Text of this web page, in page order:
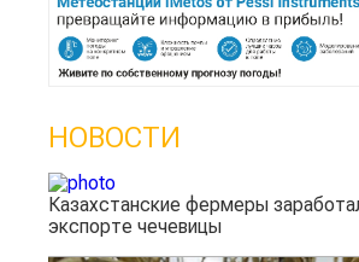
НОВОСТИ
Казахстанские фермеры
экспорте чечевицы